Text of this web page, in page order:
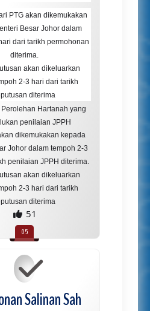
PTG akan dikemukakan
Besar Johor dalam
dari tarikh permohonan
diterima.
akan dikeluarkan
2-3 hari dari tarikh
diterima
Hartanah yang
penilaian JPPH
dikemukakan kepada
Johor dalam tempoh 2-3
penilaian JPPH diterima.
akan dikeluarkan
2-3 hari dari tarikh
diterima
51
Salinan Sah